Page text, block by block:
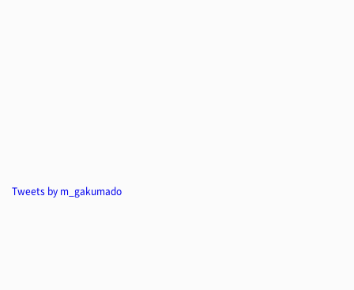
Tweets by m_gakumado